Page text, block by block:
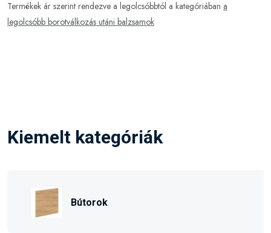
Termékek ár szerint rendezve a legolcsóbbtól a kategóriában a
legolcsóbb borotválkozás utáni balzsamok
Kiemelt kategóriák
Bútorok